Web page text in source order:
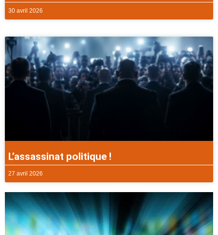
30 avril 2026
L’assassinat politique !
27 avril 2026